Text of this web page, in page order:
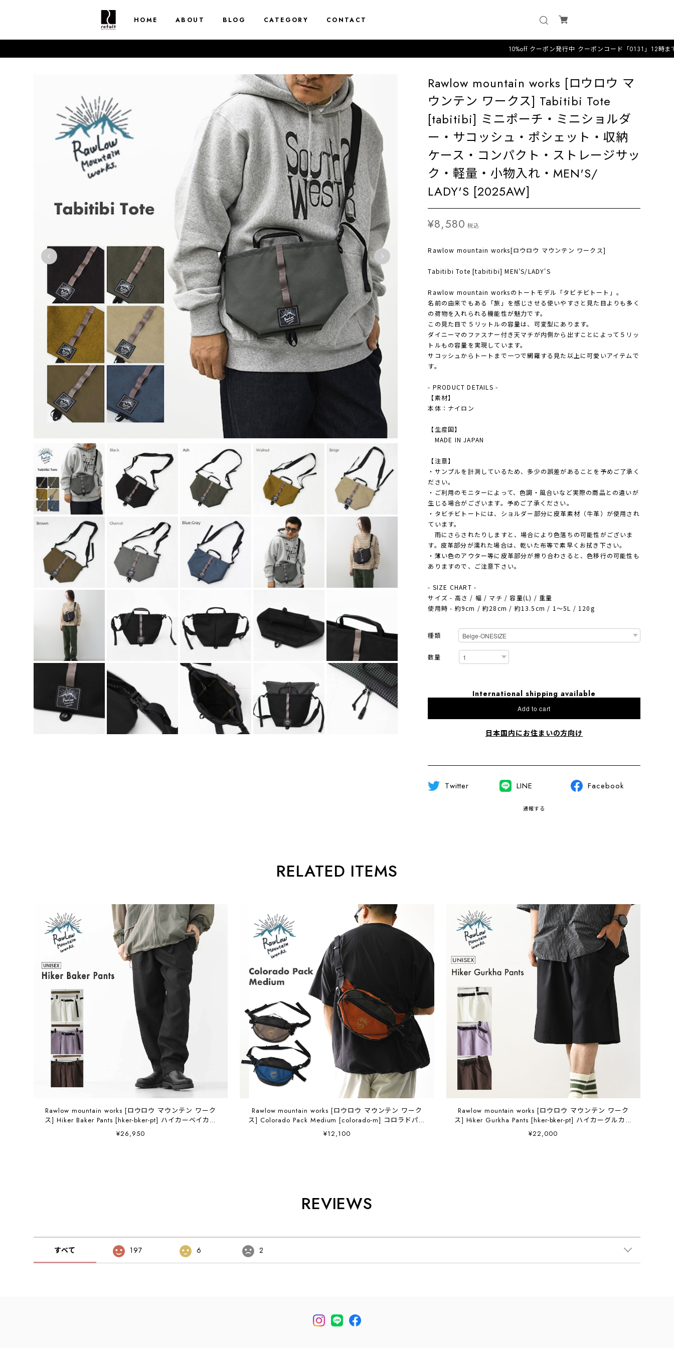
HOME ABOUT BLOG CATEGORY CONTACT
10%off クーポン発行中 クーポンコード「0131」12時までのオーダ
Rawlow mountain works [ロウロウ マ
ウンテン ワークス] Tabitibi Tote
[tabitibi] ミニポーチ・ミニショルダ
ー・サコッシュ・ポシェット・収納
ケース・コンパクト・ストレージサッ
ク・軽量・小物入れ・MEN'S/
LADY'S [2025AW]
¥8,580 税込
Rawlow mountain works[ロウロウ マウンテン ワークス]
Tabitibi Tote [tabitibi] MEN'S/LADY'S
Rawlow mountain worksのトートモデル「タビチビトート」。
名前の由来でもある「旅」を感じさせる使いやすさと見た目よりも多く
の荷物を入れられる機能性が魅力です。
この見た目で５リットルの容量は、可変型にあります。
ダイニーマのファスナー付き天マチが内側から出すことによって５リッ
トルもの容量を実現しています。
サコッシュからトートまで一つで網羅する見た以上に可愛いアイテムで
す。
- PRODUCT DETAILS -
【素材】
本体：ナイロン
【生産国】
MADE IN JAPAN
【注意】
・サンプルを計測しているため、多少の誤差があることを予めご了承く
ださい。
・ご利用のモニターによって、色調・風合いなど実際の商品との違いが
生じる場合がございます。予めご了承ください。
・タビチビトートには、ショルダー部分に皮革素材（牛革）が使用され
ています。
雨にさらされたりしますと、場合により色落ちの可能性がございま
す。皮革部分が濡れた場合は、乾いた布等で素早くお拭き下さい。
・薄い色のアウター等に皮革部分が擦り合わさると、色移行の可能性も
ありますので、ご注意下さい。
- SIZE CHART -
サイズ - 高さ / 幅 / マチ / 容量(L) / 重量
使用時 - 約9cm / 約28cm / 約13.5cm / 1～5L / 120g
種類
数量
International shipping available
Add to cart
日本国内にお住まいの方向け
Twitter LINE Facebook
通報する
RELATED ITEMS
Rawlow mountain works [ロウロウ マウンテン ワーク
ス] Hiker Baker Pants [hker-bker-pt] ハイカーベイカー
パンツ・ベイカーパンツ・ワークパンツ・バルーンシル
エット・ミリタリー・アウトドア・MEN'S / LADY'S
¥26,950
Rawlow mountain works [ロウロウ マウンテン ワーク
ス] Colorado Pack Medium [colorado-m] コロラドパッ
ク ミディアム・ショルダーバッグ・コンパクトトート・
サコッシュ・軽量・ウエストポーチ・MEN'S/ LADY'S
¥12,100
Rawlow mountain works [ロウロウ マウンテン ワーク
ス] Hiker Gurkha Pants [hker-bker-pt] ハイカーグルカパ
ンツ・ハーフパンツ・ショートパンツ・ワークパンツ・
アウトドア・MEN'S / LADY'S [2026AW]
¥22,000
REVIEWS
すべて 197 6 2